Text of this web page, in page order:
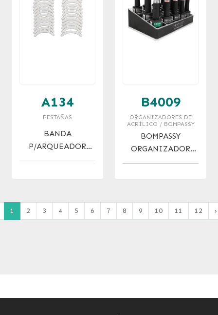
A134
PESTAÑAS
BANDA
P/ARQUEADOR
REPUESTO X 24 U.
B4009
ORGANIZADORES DE
ACRÍLICO / BOMPASSY
BOMPASSY
ORGANIZADOR
P/ESMALTES X 15
1 2 3 4 5 6 7 8 9 10 11 12 ›